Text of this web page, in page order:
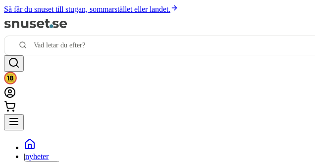
Så får du snuset till stugan, sommarstället eller landet.
|nyheter